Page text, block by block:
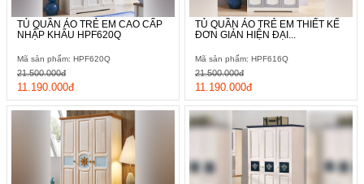
TỦ QUẦN ÁO TRẺ EM CAO CẤP
NHẬP KHẨU HPF620Q
Mã sản phẩm: HPF620Q
11.190.000đ
21.500.000đ
TỦ QUẦN ÁO TRẺ EM THIẾT KẾ
ĐƠN GIẢN HIỆN ĐẠI...
Mã sản phẩm: HPF616Q
11.190.000đ
21.500.000đ